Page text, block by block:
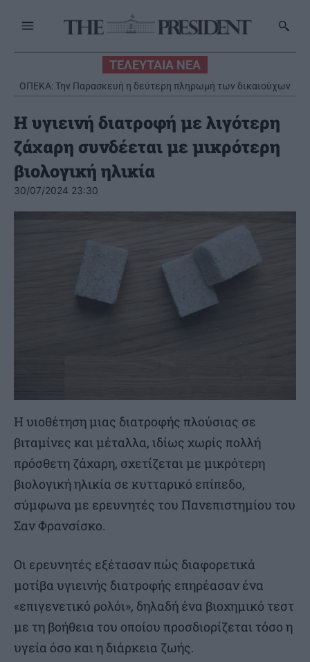
ΤΕΛΕΥΤΑΙΑ ΝΕΑ
ΟΠΕΚΑ: Την Παρασκευή η δεύτερη πληρωμή των δικαιούχων
του Λογαριασμού Αγροτικής Εστίας
Η υγιεινή διατροφή με λιγότερη
ζάχαρη συνδέεται με μικρότερη
βιολογική ηλικία
30/07/2024 23:30
Η υιοθέτηση μιας διατροφής πλούσιας σε
βιταμίνες και μέταλλα, ιδίως χωρίς πολλή
πρόσθετη ζάχαρη, σχετίζεται με μικρότερη
βιολογική ηλικία σε κυτταρικό επίπεδο,
σύμφωνα με ερευνητές του Πανεπιστημίου του
Σαν Φρανσίσκο.
Οι ερευνητές εξέτασαν πώς διαφορετικά
μοτίβα υγιεινής διατροφής επηρέασαν ένα
«επιγενετικό ρολόι», δηλαδή ένα βιοχημικό τεστ
με τη βοήθεια του οποίου προσδιορίζεται τόσο η
υγεία όσο και η διάρκεια ζωής.